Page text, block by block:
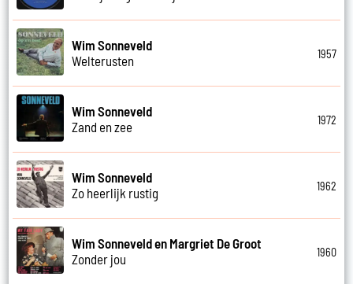
Wim Sonneveld
Welterusten
1957
Wim Sonneveld
Zand en zee
1972
Wim Sonneveld
Zo heerlijk rustig
1962
Wim Sonneveld en Margriet De Groot
Zonder jou
1960